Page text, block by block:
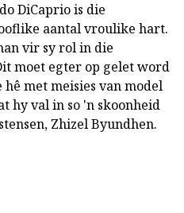
DiCaprio is die
aantal vroulike hart.
vir sy rol in die
moet egter op gelet word
met meisies van model
hy val in so 'n skoonheid
Zhizel Byundhen.